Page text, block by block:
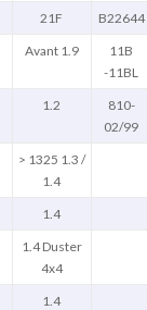
21F B22644
Avant 1.9
11B
-11BL
1.2
810-
02/99
> 1325 1.3 /
1.4
1.4
1.4 Duster
4x4
1.4